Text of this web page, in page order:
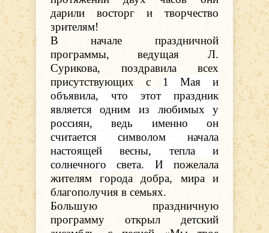
дарили восторг и творчество
зрителям!
В начале праздничной
программы, ведущая Л.
Сурикова, поздравила всех
присутствующих с 1 Мая и
объявила, что этот праздник
является одним из любимых у
россиян, ведь именно он
считается символом начала
настоящей весны, тепла и
солнечного света. Ипожелала
жителям города добра, мира и
благополучия в семьях.
Большую праздничную
программу открыл детский